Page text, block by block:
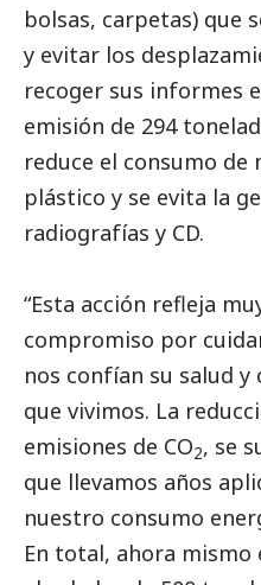
bolsas, carpetas) que
y evitar los
recoger sus informes
emisión de 294
reduce el consumo
plástico y se evita la
radiografías y CD.
“Esta acción refleja
compromiso por
nos confían su salud
que vivimos. La
emisiones de CO2, se
que llevamos años
nuestro consumo
En total, ahora mismo